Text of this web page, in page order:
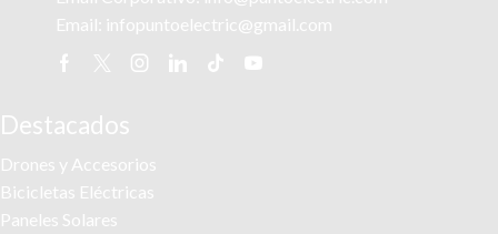
Email: infopuntoelectric@gmail.com
Facebook
TwitterInstagram
LinkedinTik- Youtube
Destacados
Drones y Accesorios
Bicicletas Eléctricas
Paneles Solares